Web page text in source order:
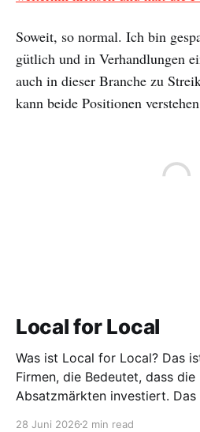
Soweit, so normal. Ich bin
gütlich und in Verhandlungen
auch in dieser Branche zu
kann beide Positionen
Local for Local
Was ist Local for Local? Das ist eine Strategie für
Firmen, die Bedeutet, dass die
Absatzmärkten investiert.
28 Juni 2026 2 min read